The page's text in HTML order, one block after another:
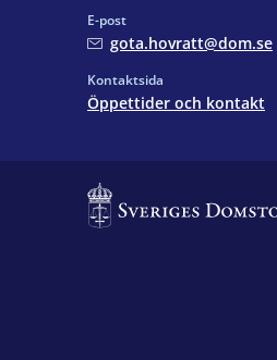
E-post
gota.hovratt@dom.se
Kontaktsida
Öppettider och kontakt